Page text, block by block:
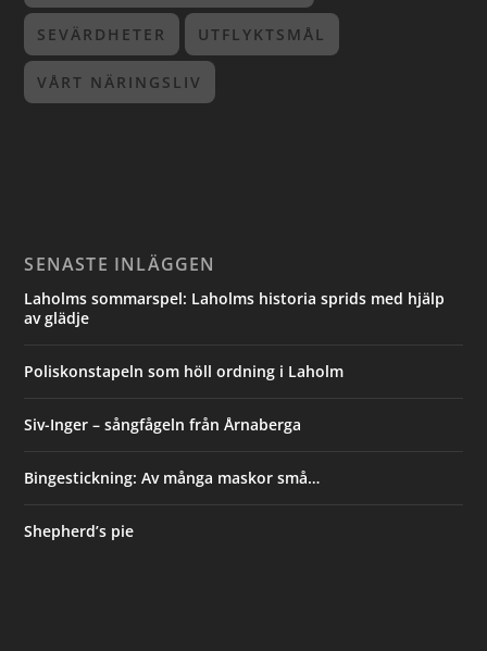
SEVÄRDHETER UTFLYKTSMÅL
VÅRT NÄRINGSLIV
SENASTE INLÄGGEN
Laholms sommarspel: Laholms historia sprids med hjälp
av glädje
Poliskonstapeln som höll ordning i Laholm
Siv-Inger – sångfågeln från Årnaberga
Bingestickning: Av många maskor små…
Shepherd’s pie